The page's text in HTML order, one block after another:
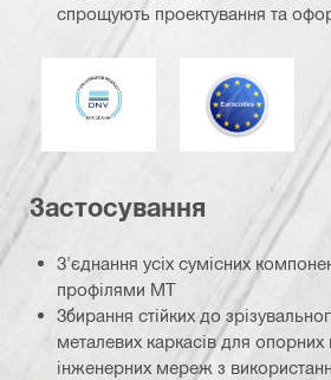
спрощують проектування та
DNV Єврокод
Застосування
З'єднання усіх сумісних
профілями MT
Збирання стійких до
металевих каркасів для опорних
інженерних мереж з